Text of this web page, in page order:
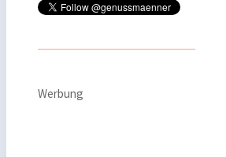
Werbung